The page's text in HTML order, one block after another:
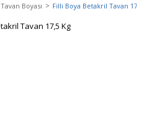
Tavan Boyası Filli Boya Betakril Tavan 17,5